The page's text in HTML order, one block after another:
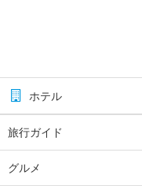
ホテル
旅行ガイド
グルメ